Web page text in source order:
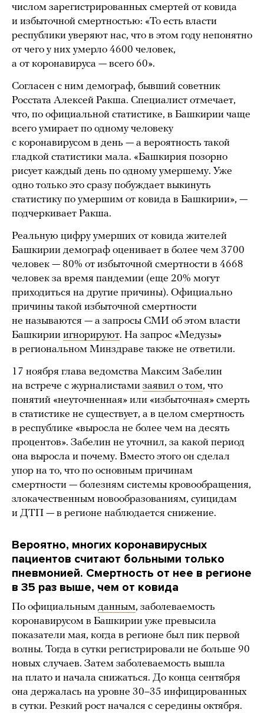
числом зарегистрированных смертей от ковида
и избыточной смертностью: «То есть власти
республики уверяют нас, что в этом году непонятно
от чего у них умерло 4600 человек,
а от коронавируса — всего 60».
Согласен с ним демограф, бывший советник
Росстата Алексей Ракша. Специалист отмечает,
что, по официальной статистике, в Башкирии чаще
всего умирает по одному человеку
с коронавирусом в день — а вероятность такой
гладкой статистики мала. «Башкирия позорно
рисует каждый день по одному умершему. Уже
одно только это сразу побуждает выкинуть
статистику по умершим от ковида в Башкирии», —
подчеркивает Ракша.
Реальную цифру умерших от ковида жителей
Башкирии демограф оценивает в более чем 3700
человек — 80% от избыточной смертности в 4668
человек за время пандемии (еще 20% могут
приходиться на другие причины). Официально
причины такой избыточной смертности
не называются — а запросы СМИ об этом власти
Башкирии игнорируют. На запрос «Медузы»
в региональном Минздраве также не ответили.
17 ноября глава ведомства Максим Забелин
на встрече с журналистами заявил о том, что
понятий «неуточненная» или «избыточная» смерть
в статистике не существует, а в целом смертность
в республике «выросла не более чем на десять
процентов». Забелин не уточнил, за какой период
она выросла и почему. Вместо этого он сделал
упор на то, что по основным причинам
смертности — болезням системы кровообращения,
злокачественным новообразованиям, суицидам
и ДТП — в регионе наблюдается снижение.
Вероятно, многих коронавирусных
пациентов считают больными только
пневмонией. Смертность от нее в регионе
в 35 раз выше, чем от ковида
По официальным данным, заболеваемость
коронавирусом в Башкирии уже превысила
показатели мая, когда в регионе был пик первой
волны. Тогда в сутки регистрировали не больше 90
новых случаев. Затем заболеваемость вышла
на плато и начала снижаться. До конца сентября
она держалась на уровне 30–35 инфицированных
в сутки. Резкий рост начался с середины октября.